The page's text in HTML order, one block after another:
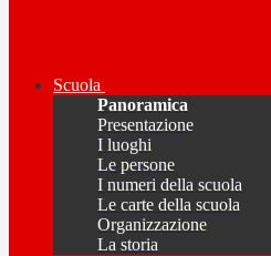
Scuola
Panoramica
Presentazione
I luoghi
Le persone
I numeri della scuola
Le carte della scuola
Organizzazione
La storia